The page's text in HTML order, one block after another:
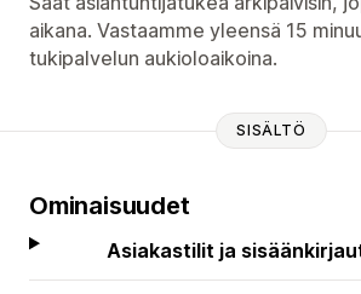
aikana. Vastaamme yleensä 15
tukipalvelun aukioloaikoina.
SISÄLTÖ
Ominaisuudet
Asiakastilit ja